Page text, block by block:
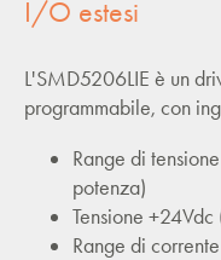
I/O estesi
L'SMD5206LIE è un
programmabile, con
Range di
potenza)
Tensione
Range di